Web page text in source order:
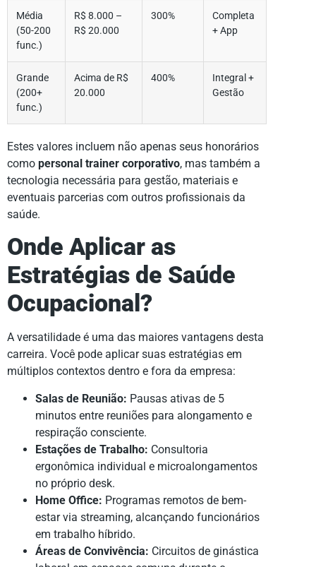
Média
(50-200
func.)
R$ 8.000 –
R$ 20.000
300%
Completa
+ App
Grande
(200+
func.)
Acima de R$
20.000
400%
Integral +
Gestão
Estes valores incluem não apenas seus honorários
como personal trainer corporativo, mas também a
tecnologia necessária para gestão, materiais e
eventuais parcerias com outros profissionais da
saúde.
Onde Aplicar as
Estratégias de Saúde
Ocupacional?
A versatilidade é uma das maiores vantagens desta
carreira. Você pode aplicar suas estratégias em
múltiplos contextos dentro e fora da empresa:
Salas de Reunião: Pausas ativas de 5
minutos entre reuniões para alongamento e
respiração consciente.
Estações de Trabalho: Consultoria
ergonômica individual e microalongamentos
no próprio desk.
Home Office: Programas remotos de bem-
estar via streaming, alcançando funcionários
em trabalho híbrido.
Áreas de Convivência: Circuitos de ginástica